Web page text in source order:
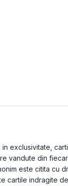
exclusivitate,
vandute din
este citita cu
cartile indragite